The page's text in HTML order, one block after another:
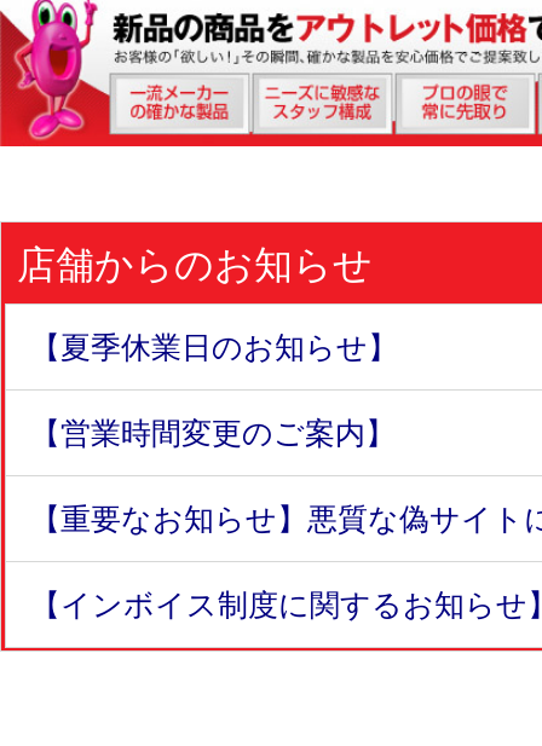
店舗からのお知らせ
【夏季休業日のお知らせ】
【営業時間変更のご案内】
【重要なお知らせ】悪質な偽サイト
【インボイス制度に関するお知らせ